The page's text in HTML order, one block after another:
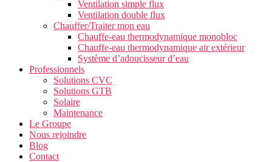
Ventilation simple flux
Ventilation double flux
Chauffer/Traiter mon eau
Chauffe-eau thermodynamique monobloc
Chauffe-eau thermodynamique air extérieur
Système d’adoucisseur d’eau
Professionnels
Solutions CVC
Solutions GTB
Solaire
Maintenance
Le Groupe
Nous rejoindre
Blog
Contact